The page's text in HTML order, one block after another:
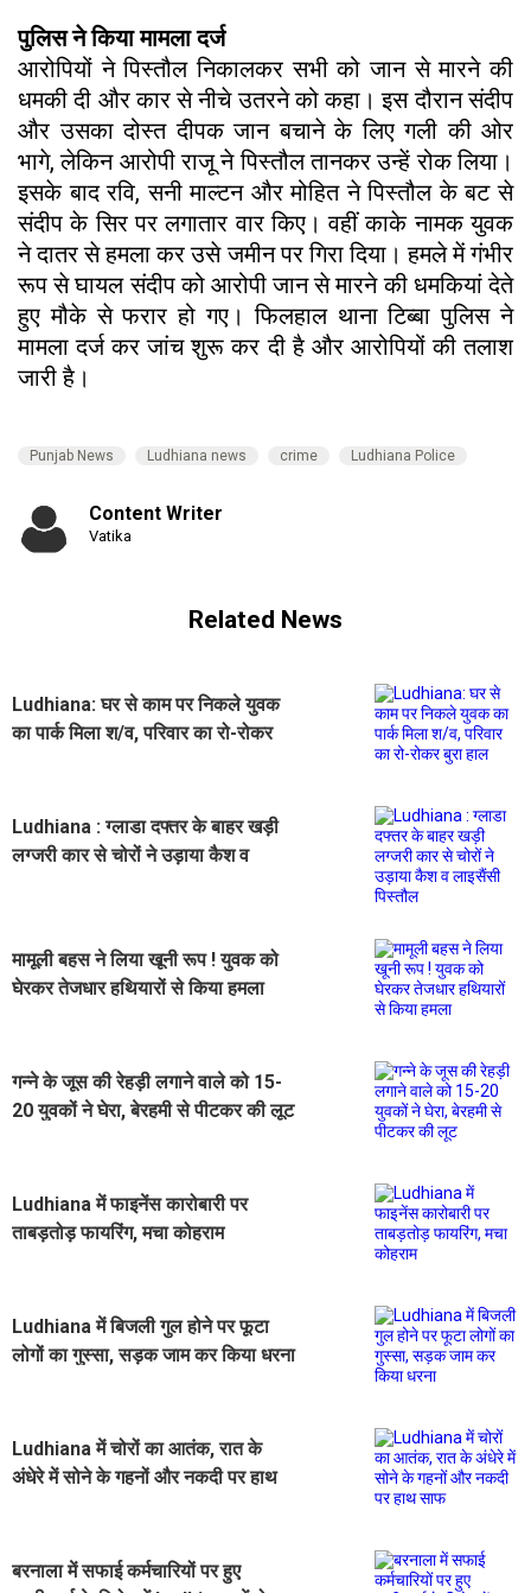
पुलिस ने किया मामला दर्ज
आरोपियों ने पिस्तौल निकालकर सभी को जान से मारने की
धमकी दी और कार से नीचे उतरने को कहा। इस दौरान संदीप
और उसका दोस्त दीपक जान बचाने के लिए गली की ओर
भागे, लेकिन आरोपी राजू ने पिस्तौल तानकर उन्हें रोक लिया।
इसके बाद रवि, सनी माल्टन और मोहित ने पिस्तौल के बट से
संदीप के सिर पर लगातार वार किए। वहीं काके नामक युवक
ने दातर से हमला कर उसे जमीन पर गिरा दिया। हमले में गंभीर
रूप से घायल संदीप को आरोपी जान से मारने की धमकियां देते
हुए मौके से फरार हो गए। फिलहाल थाना टिब्बा पुलिस ने
मामला दर्ज कर जांच शुरू कर दी है और आरोपियों की तलाश
जारी है।
Punjab News Ludhiana news crime Ludhiana Police
Content Writer
Vatika
Related News
Ludhiana: घर से काम पर निकले युवक
का पार्क मिला श/व, परिवार का रो-रोकर
Ludhiana : ग्लाडा दफ्तर के बाहर खड़ी
लग्जरी कार से चोरों ने उड़ाया कैश व
मामूली बहस ने लिया खूनी रूप ! युवक को
घेरकर तेजधार हथियारों से किया हमला
गन्ने के जूस की रेहड़ी लगाने वाले को 15-
20 युवकों ने घेरा, बेरहमी से पीटकर की लूट
Ludhiana में फाइनेंस कारोबारी पर
ताबड़तोड़ फायरिंग, मचा कोहराम
Ludhiana में बिजली गुल होने पर फूटा
लोगों का गुस्सा, सड़क जाम कर किया धरना
Ludhiana में चोरों का आतंक, रात के
अंधेरे में सोने के गहनों और नकदी पर हाथ
बरनाला में सफाई कर्मचारियों पर हुए